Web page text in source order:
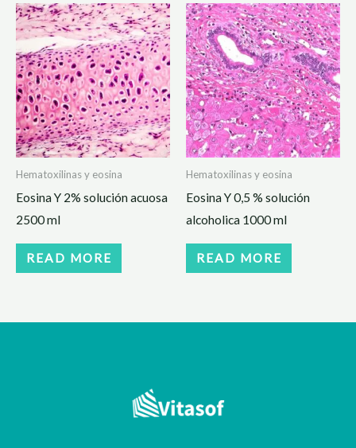
Hematoxilinas y eosina
Eosina Y 2% solución acuosa
2500 ml
READ MORE
Hematoxilinas y eosina
Eosina Y 0,5 % solución
alcoholica 1000 ml
READ MORE